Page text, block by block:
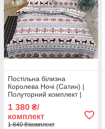
Постільна білизна
Королева Ночі (Сатин) |
Полуторний комплект |
50х70 | Орнамент, Олені,
Сніжинки
1 380 ₴/
комплект
1 840 ₴/комплект